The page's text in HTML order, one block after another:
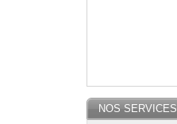
NOS SERVICES